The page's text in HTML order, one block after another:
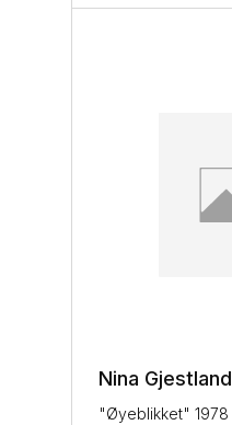
Nina Gjestland
"Øyeblikket" 1978